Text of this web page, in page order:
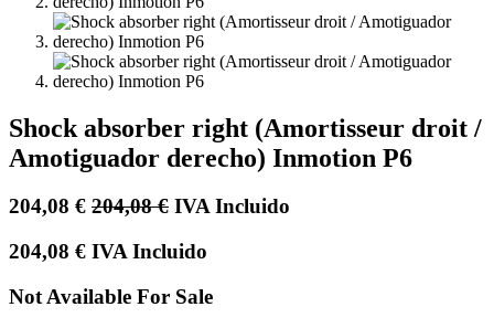
Shock absorber right (Amortisseur droit /
Amotiguador derecho) Inmotion P6
204,08 € 204,08€ IVA Incluido
204,08 € IVA Incluido
Not Available For Sale